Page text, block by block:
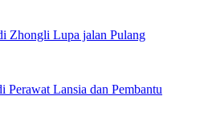
Zhongli Lupa jalan Pulang
Lansia dan Pembantu